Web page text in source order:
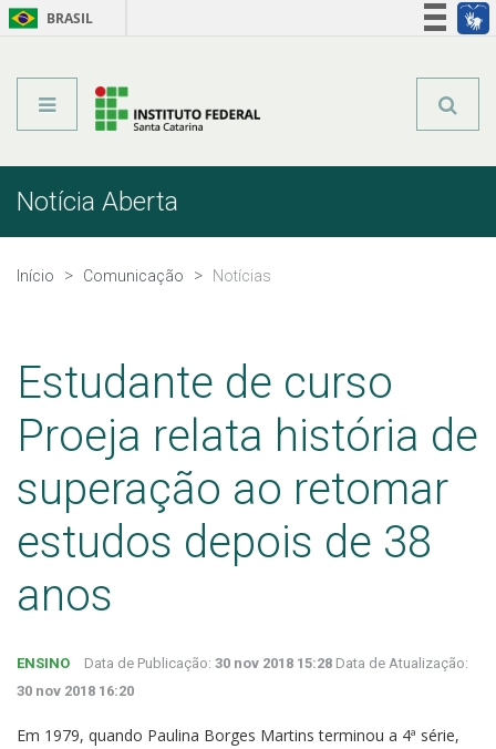
BRASIL
Notícia Aberta
Início Comunicação Notícias
Estudante de curso
Proeja relata história de
superação ao retomar
estudos depois de 38
anos
ENSINO Data de Publicação: 30 nov 2018 15:28 Data de Atualização:
30 nov 2018 16:20
Em 1979, quando Paulina Borges Martins terminou a 4ª série,